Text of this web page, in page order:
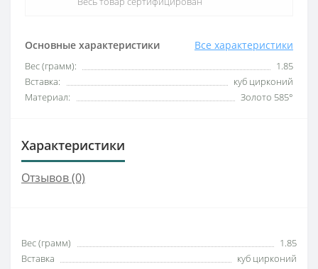
Основные характеристики Все характеристики
Вес (грамм):
1.85
Вставка:
куб цирконий
Материал:
Золото 585°
Характеристики
Отзывов (0)
Вес (грамм)
1.85
Вставка
куб цирконий